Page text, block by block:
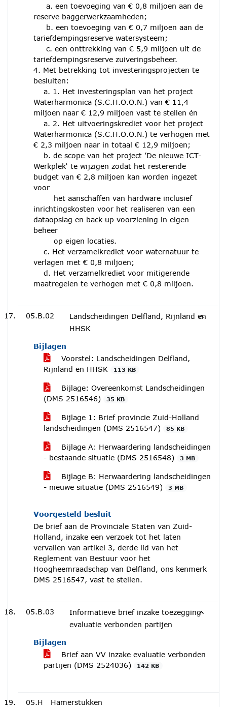
a. een toevoeging van € 0,8 miljoen aan de
reserve baggerwerkzaamheden;
b. een toevoeging van € 0,7 miljoen aan de
tariefdempingsreserve watersysteem;
c. een onttrekking van € 5,9 miljoen uit de
tariefdempingsreserve zuiveringsbeheer.
4. Met betrekking tot investeringsprojecten te
besluiten:
a. 1. Het investeringsplan van het project
Waterharmonica (S.C.H.O.O.N.) van € 11,4
miljoen naar € 12,9 miljoen vast te stellen én
a. 2. Het uitvoeringskrediet voor het project
Waterharmonica (S.C.H.O.O.N.) te verhogen met
€ 2,3 miljoen naar in totaal € 12,9 miljoen;
b. de scope van het project ’De nieuwe ICT-
Werkplek‘ te wijzigen zodat het resterende
budget van € 2,8 miljoen kan worden ingezet
voor
het aanschaffen van hardware inclusief
inrichtingskosten voor het realiseren van een
dataopslag en back up voorziening in eigen
beheer
op eigen locaties.
c. Het verzamelkrediet voor waternatuur te
verlagen met € 0,8 miljoen;
d. Het verzamelkrediet voor mitigerende
maatregelen te verhogen met € 0,8 miljoen.
05.B.02
Landscheidingen Delfland, Rijnland en
HHSK
Bijlagen
Voorstel: Landscheidingen Delfland,
Rijnland en HHSK
113 KB
Bijlage: Overeenkomst Landscheidingen
(DMS 2516546)
35 KB
Bijlage 1: Brief provincie Zuid-Holland
landscheidingen (DMS 2516547)
85 KB
Bijlage A: Herwaardering landscheidingen
- bestaande situatie (DMS 2516548)
3 MB
Bijlage B: Herwaardering landscheidingen
- nieuwe situatie (DMS 2516549)
3 MB
Voorgesteld besluit
De brief aan de Provinciale Staten van Zuid-
Holland, inzake een verzoek tot het laten
vervallen van artikel 3, derde lid van het
Reglement van Bestuur voor het
Hoogheemraadschap van Delfland, ons kenmerk
DMS 2516547, vast te stellen.
05.B.03
Informatieve brief inzake toezegging
evaluatie verbonden partijen
Bijlagen
Brief aan VV inzake evaluatie verbonden
partijen (DMS 2524036)
142 KB
05.H Hamerstukken